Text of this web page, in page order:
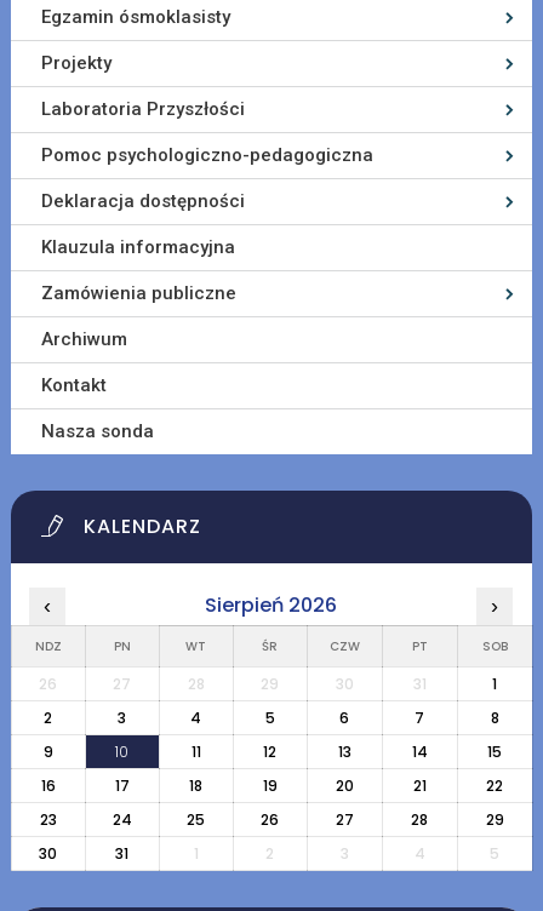
Egzamin ósmoklasisty
Projekty
Laboratoria Przyszłości
Pomoc psychologiczno-pedagogiczna
Deklaracja dostępności
Klauzula informacyjna
Zamówienia publiczne
Archiwum
Kontakt
Nasza sonda
KALENDARZ
‹ Sierpień 2026 ›
NDZ PN WT ŚR CZW PT SOB
26 27 28 29 30 31
1
2
3 4 5 6 7
8
9
10 11 12 13 14
15
16
17 18 19 20 21
22
23
24 25 26 27 28
29
30
31 1 2 3 4 5